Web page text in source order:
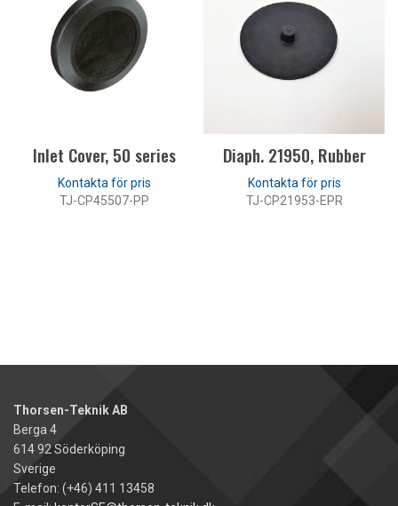
Inlet Cover, 50 series
TJ-CP45507-PP
Diaph. 21950, Rubber
TJ-CP21953-EPR
Thorsen-Teknik AB
Berga 4
614 92 Söderköping
Sverige
Telefon: (+46) 411 13458